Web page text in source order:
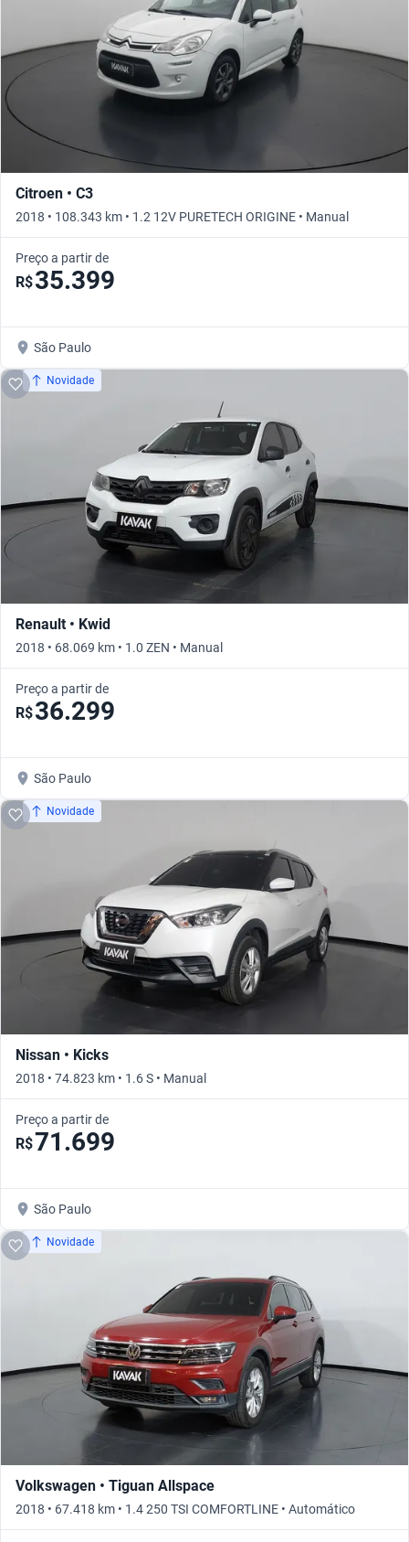
Citroen • C3
2018 • 108.343 km • 1.2 12V PURETECH ORIGINE • Manual
Preço a partir de
R$35.399
São Paulo
Novidade
Renault • Kwid
2018 • 68.069 km • 1.0 ZEN • Manual
Preço a partir de
R$36.299
São Paulo
Novidade
Nissan • Kicks
2018 • 74.823 km • 1.6 S • Manual
Preço a partir de
R$71.699
São Paulo
Novidade
Volkswagen • Tiguan Allspace
2018 • 67.418 km • 1.4 250 TSI COMFORTLINE • Automático